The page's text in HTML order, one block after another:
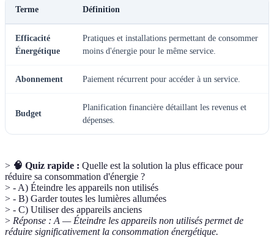
Terme Définition
Efficacité
Énergétique
Pratiques et installations permettant de consommer
moins d'énergie pour le même service.
Abonnement Paiement récurrent pour accéder à un service.
Budget
Planification financière détaillant les revenus et
dépenses.
> 🧠 Quiz rapide : Quelle est la solution la plus efficace pour
réduire sa consommation d'énergie ?
> - A) Éteindre les appareils non utilisés
> - B) Garder toutes les lumières allumées
> - C) Utiliser des appareils anciens
> Réponse : A — Éteindre les appareils non utilisés permet de
réduire significativement la consommation énergétique.